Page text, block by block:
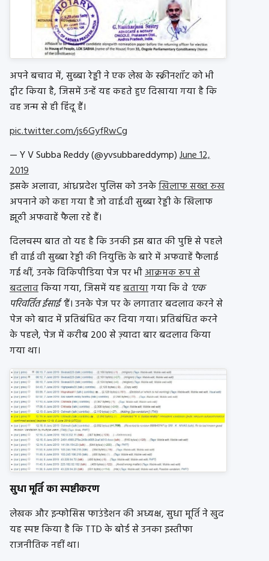
अपने बचाव में, सुब्बा रेड्डी ने एक लेख के स्क्रीनशॉट को भी
ट्वीट किया है, जिसमें उन्हें यह कहते हुए दिखाया गया है कि
वह जन्म से ही हिंदू हैं।
pic.twitter.com/js6GyfRwCg
— Y V Subba Reddy (@yvsubbareddymp)June 12,
2019
इसके अलावा, आंध्रप्रदेश पुलिस को उनकेखिलाफ सख्त रुख
अपनाने को कहा गया है जो वाई.वी सुब्बा रेड्डी के खिलाफ
झूठी अफवाहें फैला रहे हैं।
दिलचस्प बात तो यह है कि उनकी इस बात की पुष्टि से पहले
ही वाई वी सुब्बा रेड्डी की नियुक्ति के बारे में अफवाहें फैलाई
गई थीं, उनके विकिपीडिया पेज पर भीआक्रमक रूप से
बदलावकिया गया, जिसमें यहबतायागया कि वे ‘एक
परिवर्तित ईसाई ’हैं। उनके पेज पर के लगातार बदलाव करने से
पेज को बाद में प्रतिबंधित कर दिया गया। प्रतिबंधित करने
के पहले, पेज में करीब 200 से ज़्यादा बार बदलाव किया
गया था।
सुधा मूर्ति का स्पष्टीकरण
लेखक और इन्फोसिस फाउंडेशन की अध्यक्ष, सुधा मूर्ति ने खुद
यह स्पष्ट किया है कि TTD के बोर्ड से उनका इस्तीफा
राजनीतिक नहीं था।